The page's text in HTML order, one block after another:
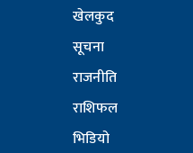
खेलकुद
सूचना
राजनीति
राशिफल
भिडियो